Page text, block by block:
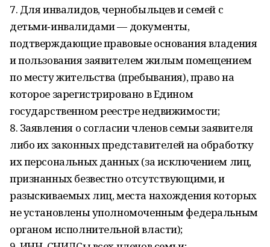
7. Для инвалидов, чернобыльцев и семей с
детьми‑инвалидами — документы,
подтверждающие правовые основания владения
и пользования заявителем жилым помещением
по месту жительства (пребывания), право на
которое зарегистрировано в Едином
государственном реестре недвижимости;
8. Заявления о согласии членов семьи заявителя
либо их законных представителей на обработку
их персональных данных (за исключением лиц,
признанных безвестно отсутствующими, и
разыскиваемых лиц, места нахождения которых
не установлены уполномоченным федеральным
органом исполнительной власти);